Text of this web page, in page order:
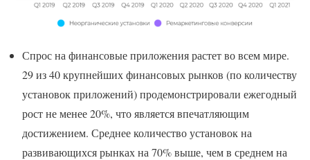
Спрос на финансовые приложения растет во всем мире.
29 из 40 крупнейших финансовых рынков (по количеству
установок приложений) продемонстрировали ежегодный
рост не менее 20%, что является впечатляющим
достижением. Среднее количество установок на
развивающихся рынках на 70% выше, чем в среднем на